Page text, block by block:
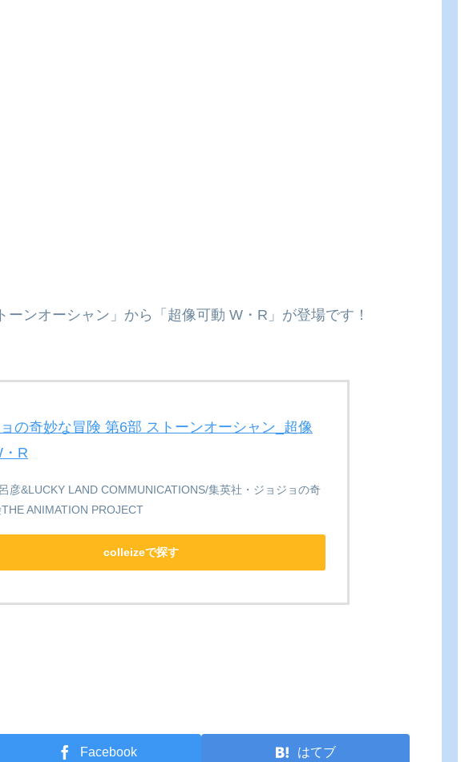
ーンオーシャン」から「超像可動 W・R」が登場です！
の奇妙な冒険 第6部 ストーンオーシャン_超像
R
彦&LUCKY LAND COMMUNICATIONS/集英社・ジョジョの奇
ANIMATION PROJECT
colleizeで探す
Facebook はてブ